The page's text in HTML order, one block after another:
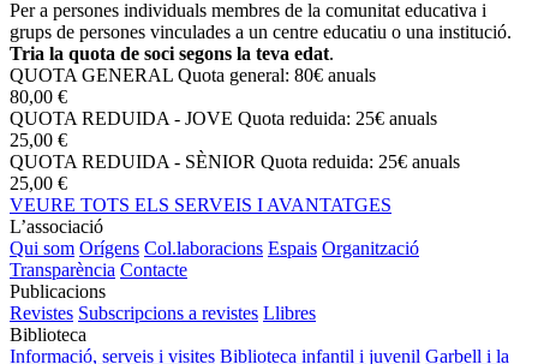
Per a persones individuals membres de la comunitat educativa i
grups de persones vinculades a un centre educatiu o una institució.
Tria la quota de soci segons la teva edat.
QUOTA GENERAL Quota general: 80€ anuals
80,00 €
QUOTA REDUIDA - JOVE Quota reduida: 25€ anuals
25,00 €
QUOTA REDUIDA - SÈNIOR Quota reduida: 25€ anuals
25,00 €
VEURE TOTS ELS SERVEIS I AVANTATGES
L’associació
Qui som Orígens Col.laboracions Espais Organització
Transparència Contacte
Publicacions
Revistes Subscripcions a revistes Llibres
Biblioteca
Informació, serveis i visites Biblioteca infantil i juvenil Garbell i la